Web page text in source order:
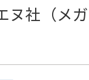
ヌ社（メ